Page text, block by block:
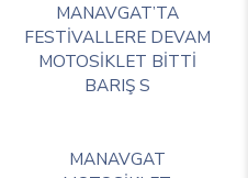
MANAVGAT’TA
FESTİVALLERE DEVAM
MOTOSİKLET BİTTİ
BARIŞ S
MANAVGAT